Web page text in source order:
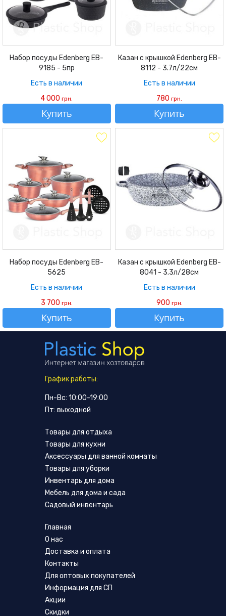
Набор посуды Edenberg EB-
9185 - 5пр
Есть в наличии
4 000грн.
Купить
Казан с крышкой Edenberg EB-
8112 - 3.7л/22см
Есть в наличии
780грн.
Купить
Набор посуды Edenberg EB-
5625
Есть в наличии
3 700 грн.
Купить
Казан с крышкой Edenberg EB-
8041 - 3.3л/28см
Есть в наличии
900 грн.
Купить
График работы:
Пн-Вс: 10:00-19:00
Пт: выходной
Товары для отдыха
Товары для кухни
Аксессуары для ванной комнаты
Товары для уборки
Инвентарь для дома
Мебель для дома и сада
Садовый инвентарь
Главная
О нас
Доставка и оплата
Контакты
Для оптовых покупателей
Информация для СП
Акции
Скидки